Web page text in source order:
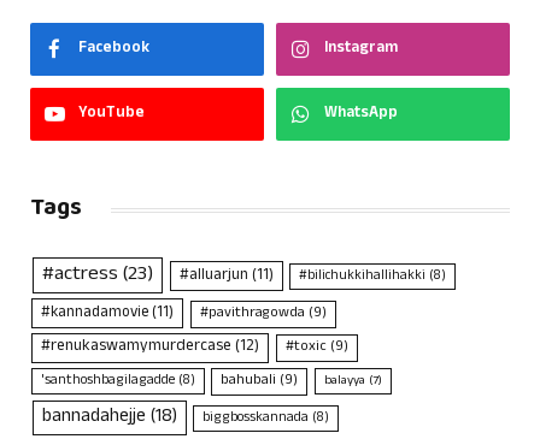
Facebook Instagram
YouTube WhatsApp
Tags
#actress(23) #alluarjun(11) #bilichukkihallihakki (8)
#kannadamovie(11) #pavithragowda (9)
#renukaswamymurdercase(12) #toxic(9)
'santhoshbagilagadde (8) bahubali (9) balayya (7)
bannadahejje(18) biggbosskannada (8)